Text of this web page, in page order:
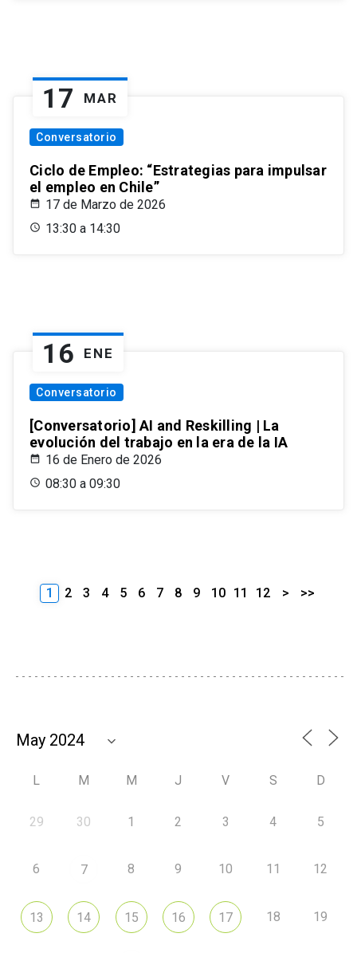
17 MAR
Conversatorio
Ciclo de Empleo: “Estrategias para impulsar
el empleo en Chile”
17 de Marzo de 2026
13:30 a 14:30
16 ENE
Conversatorio
[Conversatorio] AI and Reskilling | La
evolución del trabajo en la era de la IA
16 de Enero de 2026
08:30 a 09:30
1 2 3 4 5 6 7 8 9 10 11 12 > >>
L M M J V S D
29 30 1 2 3 4 5
6 7 8 9 10 11 12
13 14 15 16 17 18 19